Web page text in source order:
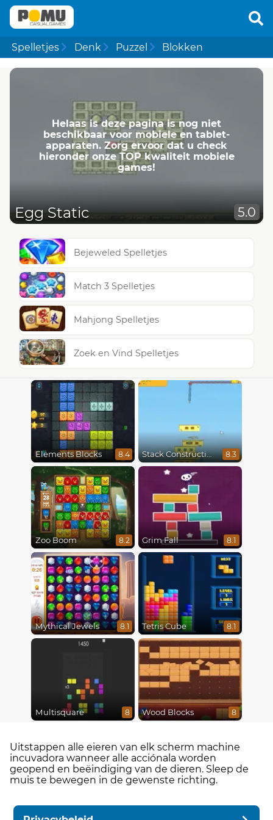
Spelletjes Denk Puzzel Blokken
Helaas is deze pagina is nog niet
beschikbaar voor mobiele en tablet-
apparaten. Zorg ervoor dat u check
hieronder onze TOP kwaliteit mobiele
games!
Egg Static 5.0
Bejeweled Spelletjes
Match 3 Spelletjes
Mahjong Spelletjes
Zoek en Vind Spelletjes
Elements Blocks 8.4 Stack Construction 8.3
Zoo Boom 8.2 Grim Fall 8.1
Mythical Jewels 8.1 Tetris Cube 8.1
Multisquare 8 Wood Blocks 8
Uitstappen alle eieren van elk scherm machine
incuvadora wanneer alle acciónala worden
geopend en beëindiging van de dieren. Sleep de
muis te bewegen in de gewenste richting.